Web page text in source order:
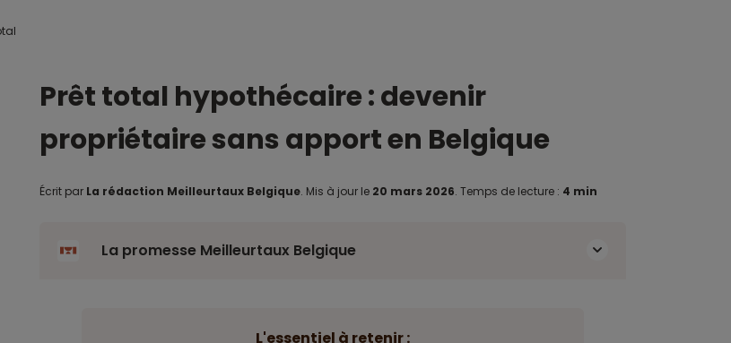
Prêt total hypothécaire : devenir
propriétaire sans apport en Belgique
Écrit par La rédaction Meilleurtaux Belgique. Mis à jour le 20 mars 2026. Temps de lecture : 4 min
La promesse Meilleurtaux Belgique
L'essentiel à retenir :